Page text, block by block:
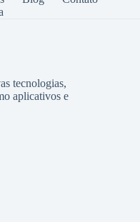
tecnologias,
aplicativos e